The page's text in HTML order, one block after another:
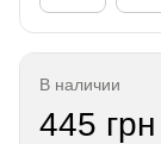
В наличии
445 грн